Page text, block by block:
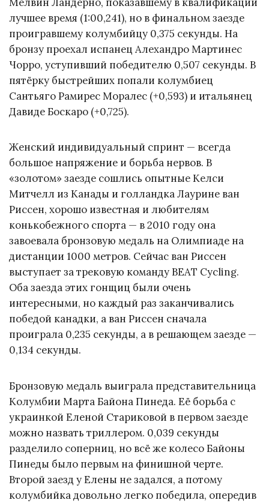
лучшее время (1:00,241), но в финальном заезде
проигравшему колумбийцу 0,375 секунды. На
бронзу проехал испанец Алехандро Мартинес
Чорро, уступивший победителю 0,507 секунды. В
пятёрку быстрейших попали колумбиец
Сантьяго Рамирес Моралес (+0,593) и итальянец
Давиде Боскаро (+0,725).
Женский индивидуальный спринт — всегда
большое напряжение и борьба нервов. В
«золотом» заезде сошлись опытные Келси
Митчелл из Канады и голландка Лаурине ван
Риссен, хорошо известная и любителям
конькобежного спорта — в 2010 году она
завоевала бронзовую медаль на Олимпиаде на
дистанции 1000 метров. Сейчас ван Риссен
выступает за трековую команду BEAT Cycling.
Оба заезда этих гонщиц были очень
интересными, но каждый раз заканчивались
победой канадки, а ван Риссен сначала
проиграла 0,235 секунды, а в решающем заезде —
0,134 секунды.
Бронзовую медаль выиграла представительница
Колумбии Марта Байона Пинеда. Её борьба с
украинкой Еленой Стариковой в первом заезде
можно назвать триллером. 0,039 секунды
разделило соперниц, но всё же колесо Байоны
Пинеды было первым на финишной черте.
Второй заезд у Елены не задался, а потому
колумбийка довольно легко победила, опередив